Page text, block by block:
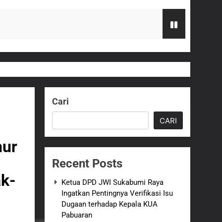
Rampung
Perkuat Penataan Pedagang
ASI adalah Investasi Peradaban dan
Cari
CARI
Recent Posts
Ketua DPD JWI Sukabumi Raya
Ingatkan Pentingnya Verifikasi Isu
Dugaan terhadap Kepala KUA
Pabuaran